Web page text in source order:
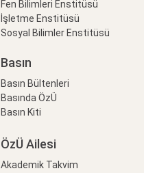
Fen Bilimleri Enstitüsü
İşletme Enstitüsü
Sosyal Bilimler Enstitüsü
Basın
Basın Bültenleri
Basında ÖzÜ
Basın Kiti
ÖzÜ Ailesi
Akademik Takvim